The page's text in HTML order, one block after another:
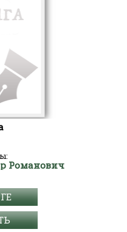
Романович